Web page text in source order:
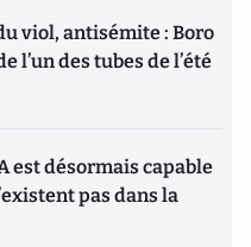
viol, antisémite : Boro
l’un des tubes de l’été
est désormais capable
pas dans la